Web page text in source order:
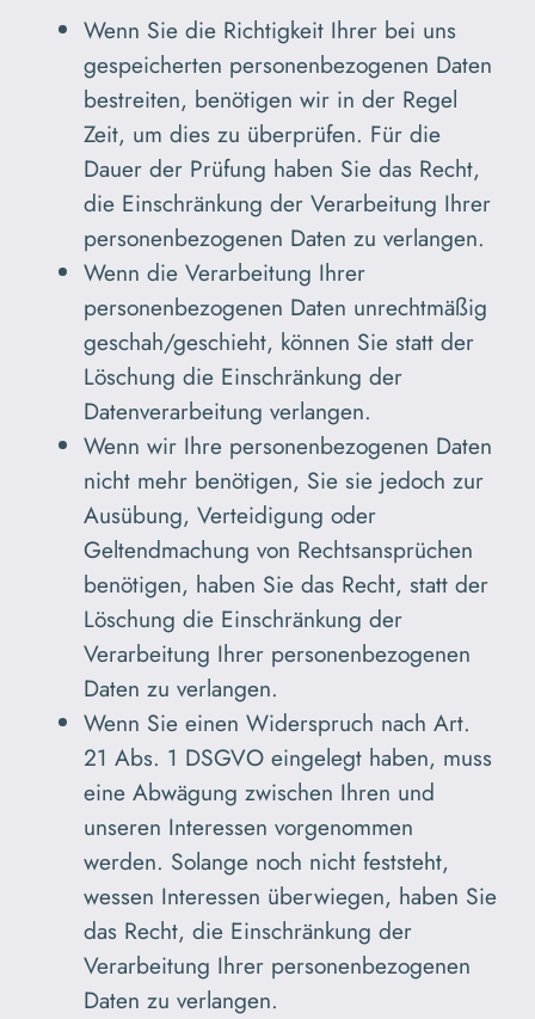
Wenn Sie die Richtigkeit Ihrer bei uns
gespeicherten personenbezogenen Daten
bestreiten, benötigen wir in der Regel
Zeit, um dies zu überprüfen. Für die
Dauer der Prüfung haben Sie das Recht,
die Einschränkung der Verarbeitung Ihrer
personenbezogenen Daten zu verlangen.
Wenn die Verarbeitung Ihrer
personenbezogenen Daten unrechtmäßig
geschah/geschieht, können Sie statt der
Löschung die Einschränkung der
Datenverarbeitung verlangen.
Wenn wir Ihre personenbezogenen Daten
nicht mehr benötigen, Sie sie jedoch zur
Ausübung, Verteidigung oder
Geltendmachung von Rechtsansprüchen
benötigen, haben Sie das Recht, statt der
Löschung die Einschränkung der
Verarbeitung Ihrer personenbezogenen
Daten zu verlangen.
Wenn Sie einen Widerspruch nach Art.
21 Abs. 1 DSGVO eingelegt haben, muss
eine Abwägung zwischen Ihren und
unseren Interessen vorgenommen
werden. Solange noch nicht feststeht,
wessen Interessen überwiegen, haben Sie
das Recht, die Einschränkung der
Verarbeitung Ihrer personenbezogenen
Daten zu verlangen.